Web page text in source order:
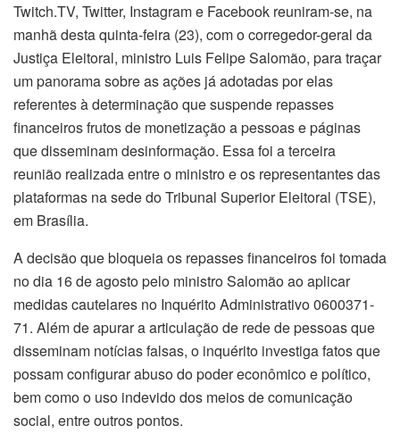
Twitch.TV, Twitter, Instagram e Facebook reuniram-se, na
manhã desta quinta-feira (23), com o corregedor-geral da
Justiça Eleitoral, ministro Luis Felipe Salomão, para traçar
um panorama sobre as ações já adotadas por elas
referentes à determinação que suspende repasses
financeiros frutos de monetização a pessoas e páginas
que disseminam desinformação. Essa foi a terceira
reunião realizada entre o ministro e os representantes das
plataformas na sede do Tribunal Superior Eleitoral (TSE),
em Brasília.
A decisão que bloqueia os repasses financeiros foi tomada
no dia 16 de agosto pelo ministro Salomão ao aplicar
medidas cautelares no Inquérito Administrativo 0600371-
71. Além de apurar a articulação de rede de pessoas que
disseminam notícias falsas, o inquérito investiga fatos que
possam configurar abuso do poder econômico e político,
bem como o uso indevido dos meios de comunicação
social, entre outros pontos.